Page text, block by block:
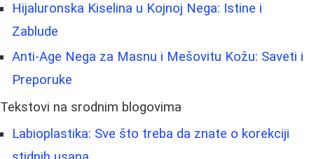
Hijaluronska Kiselina u Kojnoj Nega: Istine i
Zablude
Anti-Age Nega za Masnu i Mešovitu Kožu: Saveti i
Preporuke
Tekstovi na srodnim blogovima
Labioplastika: Sve što treba da znate o korekciji